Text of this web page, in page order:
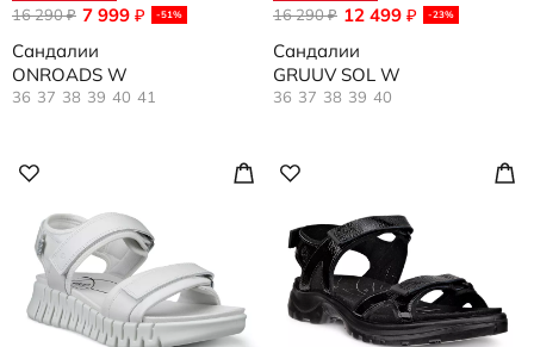
7 999 ₽ -51%
16 290₽
Сандалии
ONROADS W
36 37 38 39 40 41
12 499 ₽ -23%
16 290₽
Сандалии
GRUUV SOL W
36 37 38 39 40